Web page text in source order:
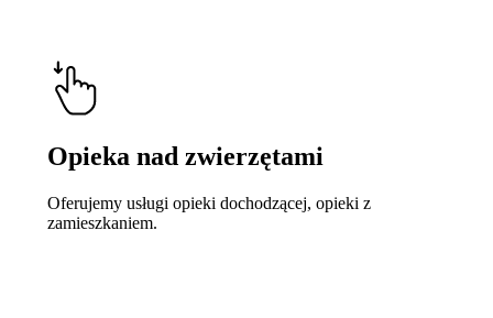
Opieka nad zwierzętami
Oferujemy usługi opieki dochodzącej, opieki z
zamieszkaniem.